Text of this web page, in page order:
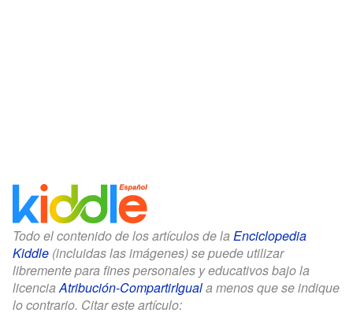
Todo el contenido de los artículos de la Enciclopedia
Kiddle (incluidas las imágenes) se puede utilizar
libremente para fines personales y educativos bajo la
licenciaAtribución-CompartirIguala menos que se indique
lo contrario. Citar este artículo: